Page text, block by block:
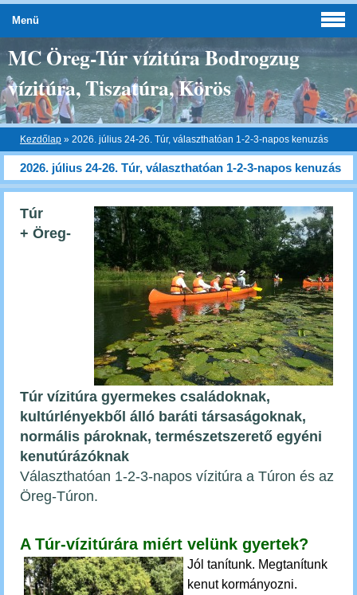
MC Öreg-Túr vízitúra Bodrogzug
vízitúra, Tiszatúra, Körös
Kezdőlap » 2026. július 24-26. Túr, választhatóan 1-2-3-napos kenuzás
2026. július 24-26. Túr, választhatóan 1-2-3-napos kenuzás
Túr
+ Öreg-
Túr vízitúra gyermekes családoknak,
kultúrlényekből álló baráti társaságoknak,
normális pároknak, természetszerető egyéni
kenutúrázóknak
Választhatóan 1-2-3-napos vízitúra a Túron és az
Öreg-Túron.
A Túr-vízitúrára miért velünk gyertek?
Jól tanítunk. Megtanítunk
kenut kormányozni.
Menü